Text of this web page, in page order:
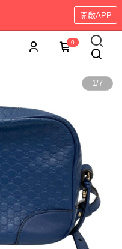
開啟APP
0
1/7